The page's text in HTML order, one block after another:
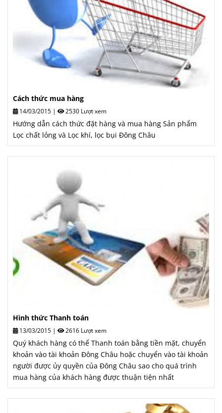
Cách thức mua hàng
14/03/2015 | 2530 Lượt xem
Hướng dẫn cách thức đặt hàng và mua hàng Sản phẩm
Lọc chất lỏng và Lọc khí, lọc bụi Đông Châu
Hình thức Thanh toán
13/03/2015 | 2616 Lượt xem
Quý khách hàng có thể Thanh toán bằng tiền mặt, chuyển
khoản vào tài khoản Đông Châu hoặc chuyển vào tài khoản
người được ủy quyền của Đông Châu sao cho quá trình
mua hàng của khách hàng được thuận tiện nhất